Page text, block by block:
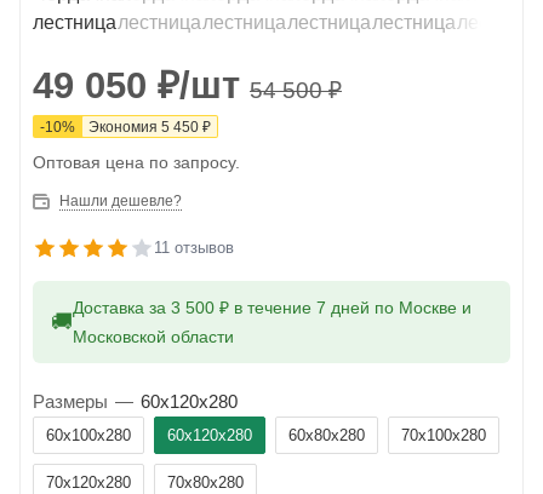
49 050 ₽/шт 54 500₽
-10% Экономия 5 450 ₽
Оптовая цена по запросу.
Нашли дешевле?
11 отзывов
🚚
Доставка за 3 500 ₽ в течение 7 дней по Москве и
Московской области
Размеры — 60x120x280
60x100x280 60x120x280 60x80x280 70x100x280
70x120x280 70x80x280